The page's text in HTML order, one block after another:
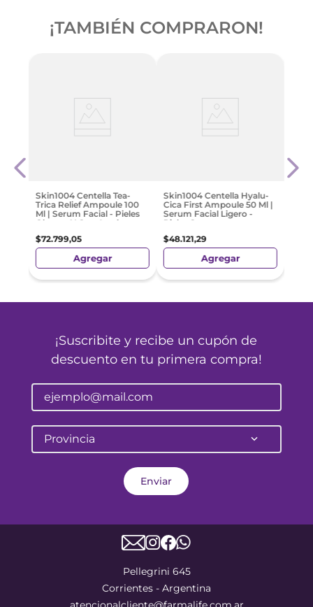
¡TAMBIÉN COMPRARON!
Skin1004 Centella Tea-
Trica Relief Ampoule 100
Ml | Serum Facial - Pieles
Oleosas Y Con Acné
$72.799,05
Agregar
Skin1004 Centella Hyalu-
Cica First Ampoule 50 Ml |
Serum Facial Ligero -
Pieles Secas
$48.121,29
Agregar
¡Suscribite y recibe un cupón de
descuento en tu primera compra!
Provincia
Enviar
Pellegrini 645
Corrientes - Argentina